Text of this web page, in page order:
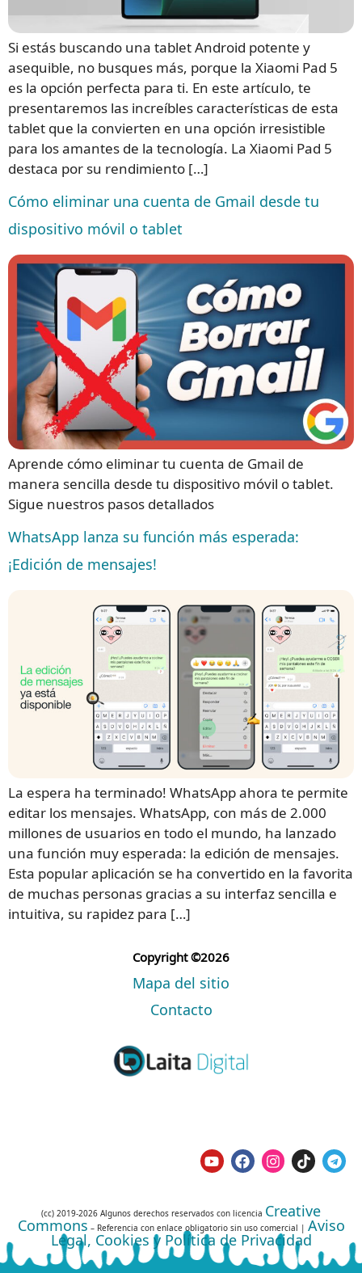
Si estás buscando una tablet Android potente y
asequible, no busques más, porque la Xiaomi Pad 5
es la opción perfecta para ti. En este artículo, te
presentaremos las increíbles características de esta
tablet que la convierten en una opción irresistible
para los amantes de la tecnología. La Xiaomi Pad 5
destaca por su rendimiento […]
Cómo eliminar una cuenta de Gmail desde tu
dispositivo móvil o tablet
Aprende cómo eliminar tu cuenta de Gmail de
manera sencilla desde tu dispositivo móvil o tablet.
Sigue nuestros pasos detallados
WhatsApp lanza su función más esperada:
¡Edición de mensajes!
La espera ha terminado! WhatsApp ahora te permite
editar los mensajes. WhatsApp, con más de 2.000
millones de usuarios en todo el mundo, ha lanzado
una función muy esperada: la edición de mensajes.
Esta popular aplicación se ha convertido en la favorita
de muchas personas gracias a su interfaz sencilla e
intuitiva, su rapidez para […]
Copyright ©2026
Mapa del sitio
Contacto
(cc) 2019-2026 Algunos derechos reservados con licencia Creative
Commons – Referencia con enlace obligatorio sin uso comercial | Aviso
Legal, Cookies y Política de Privacidad